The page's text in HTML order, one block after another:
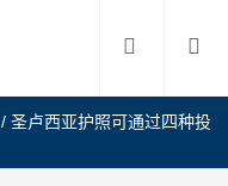
/圣卢西亚护照可通过四种投